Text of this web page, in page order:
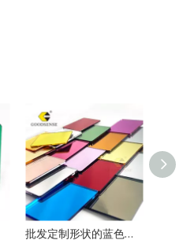
批发定制形状的蓝色丙烯酸镜高亮镜，用于手工艺品显示和装饰